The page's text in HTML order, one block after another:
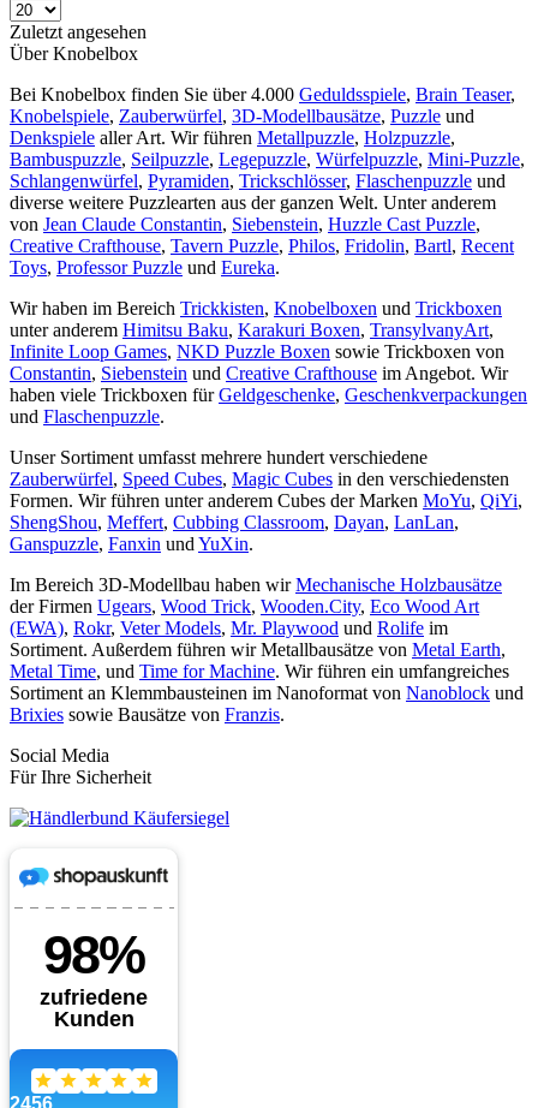
Zuletzt angesehen
Über Knobelbox
Bei Knobelbox finden Sie über 4.000 Geduldsspiele, Brain Teaser,
Knobelspiele, Zauberwürfel, 3D-Modellbausätze, Puzzle und
Denkspiele aller Art. Wir führen Metallpuzzle, Holzpuzzle,
Bambuspuzzle, Seilpuzzle, Legepuzzle, Würfelpuzzle, Mini-Puzzle,
Schlangenwürfel, Pyramiden, Trickschlösser, Flaschenpuzzle und
diverse weitere Puzzlearten aus der ganzen Welt. Unter anderem
von Jean Claude Constantin, Siebenstein, Huzzle Cast Puzzle,
Creative Crafthouse, Tavern Puzzle, Philos, Fridolin, Bartl, Recent
Toys, Professor Puzzle und Eureka.
Wir haben im Bereich Trickkisten, Knobelboxen und Trickboxen
unter anderem Himitsu Baku, Karakuri Boxen, TransylvanyArt,
Infinite Loop Games, NKD Puzzle Boxen sowie Trickboxen von
Constantin, Siebenstein und Creative Crafthouse im Angebot. Wir
haben viele Trickboxen fürGeldgeschenke, Geschenkverpackungen
und Flaschenpuzzle.
Unser Sortiment umfasst mehrere hundert verschiedene
Zauberwürfel, Speed Cubes, Magic Cubes in den verschiedensten
Formen. Wir führen unter anderem Cubes der Marken MoYu, QiYi,
ShengShou, Meffert, Cubbing Classroom, Dayan, LanLan,
Ganspuzzle, Fanxin und YuXin.
Im Bereich 3D-Modellbau haben wirMechanische Holzbausätze
der Firmen Ugears, Wood Trick, Wooden.City, Eco Wood Art
(EWA), Rokr, Veter Models, Mr. Playwood und Rolife im
Sortiment. Außerdem führen wir Metallbausätze von Metal Earth,
Metal Time, und Time for Machine. Wir führen ein umfangreiches
Sortiment an Klemmbausteinen im Nanoformat von Nanoblock und
Brixies sowie Bausätze von Franzis.
Social Media
Für Ihre Sicherheit